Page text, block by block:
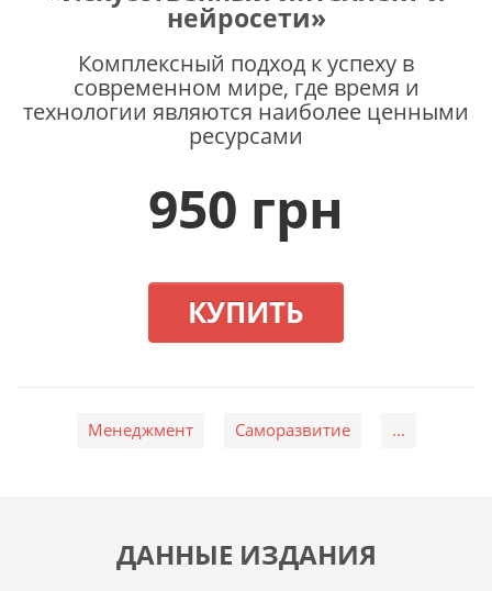
нейросети»
Комплексный подход к успеху в
современном мире, где время и
технологии являются наиболее ценными
ресурсами
950 грн
КУПИТЬ
Менеджмент Саморазвитие ...
ДАННЫЕ ИЗДАНИЯ